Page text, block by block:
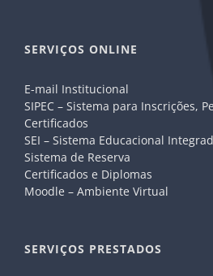
SERVIÇOS ONLINE
E-mail Institucional
SIPEC – Sistema para Inscrições,
Certificados
SEI – Sistema Educacional
Sistema de Reserva
Certificados e Diplomas
Moodle – Ambiente Virtual
SERVIÇOS PRESTADOS